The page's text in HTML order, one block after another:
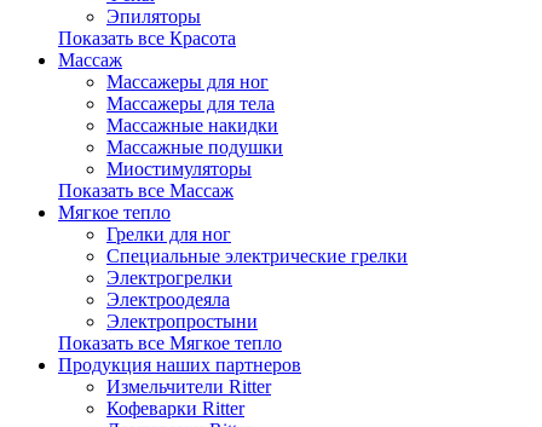
Эпиляторы
Показать все Красота
Массаж
Массажеры для ног
Массажеры для тела
Массажные накидки
Массажные подушки
Миостимуляторы
Показать все Массаж
Мягкое тепло
Грелки для ног
Специальные электрические грелки
Электрогрелки
Электроодеяла
Электропростыни
Показать все Мягкое тепло
Продукция наших партнеров
Измельчители Ritter
Кофеварки Ritter